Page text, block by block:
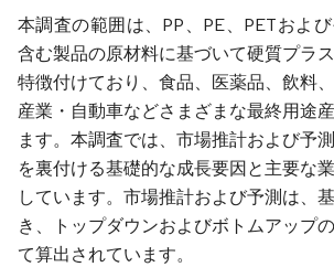
本調査の範囲は、PP、PE、PETおよ
含む製品の原材料に基づいて硬質プラ
特徴付けており、食品、医薬品、飲料
産業・自動車などさまざまな最終用途
ます。本調査では、市場推計および予
を裏付ける基礎的な成長要因と主要な
しています。市場推計および予測は、
き、トップダウンおよびボトムアップ
て算出されています。